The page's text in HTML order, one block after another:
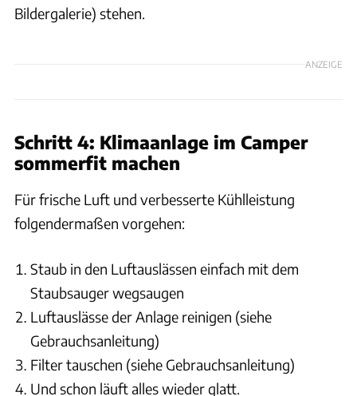
Bildergalerie) stehen.
ANZEIGE
Schritt 4: Klimaanlage im Camper
sommerfit machen
Für frische Luft und verbesserte Kühlleistung
folgendermaßen vorgehen:
Staub in den Luftauslässen einfach mit dem
Staubsauger wegsaugen
Luftauslässe der Anlage reinigen (siehe
Gebrauchsanleitung)
Filter tauschen (siehe Gebrauchsanleitung)
Und schon läuft alles wieder glatt.